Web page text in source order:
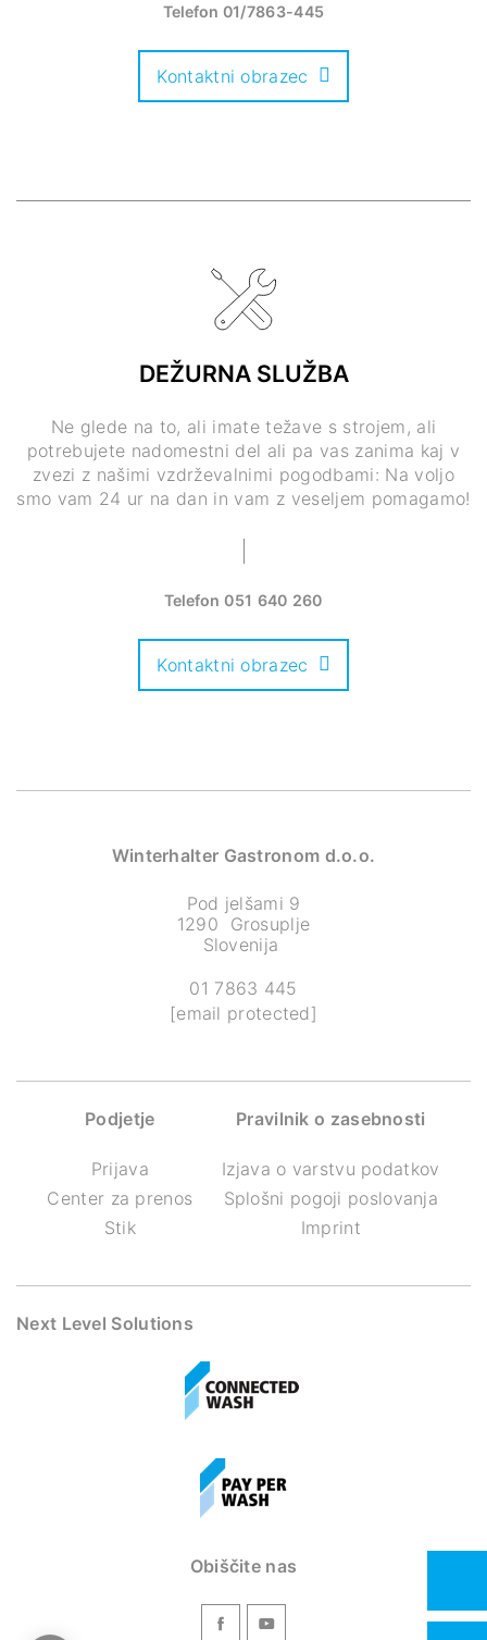
Telefon 01/7863-445
Kontaktni obrazec
DEŽURNA SLUŽBA
Ne glede na to, ali imate težave s strojem, ali
potrebujete nadomestni del ali pa vas zanima kaj v
zvezi z našimi vzdrževalnimi pogodbami: Na voljo
smo vam 24 ur na dan in vam z veseljem pomagamo!
Telefon051 640 260
Kontaktni obrazec
Winterhalter Gastronom d.o.o.
Pod jelšami 9
1290 Grosuplje
Slovenija
01 7863 445
[email protected]
Podjetje
Prijava
Center za prenos
Stik
Pravilnik o zasebnosti
Izjava o varstvu podatkov
Splošni pogoji poslovanja
Imprint
Next Level Solutions
Obiščite nas